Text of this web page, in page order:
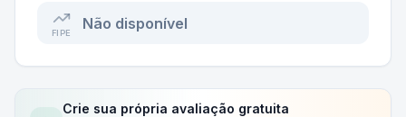
FIPE
Não disponível
Crie sua própria avaliação gratuita